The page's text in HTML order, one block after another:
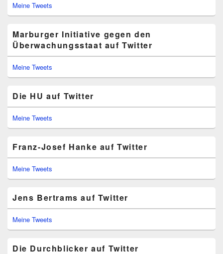
Meine Tweets
Marburger Initiative gegen den
Überwachungsstaat auf Twitter
Meine Tweets
Die HU auf Twitter
Meine Tweets
Franz-Josef Hanke auf Twitter
Meine Tweets
Jens Bertrams auf Twitter
Meine Tweets
Die Durchblicker auf Twitter